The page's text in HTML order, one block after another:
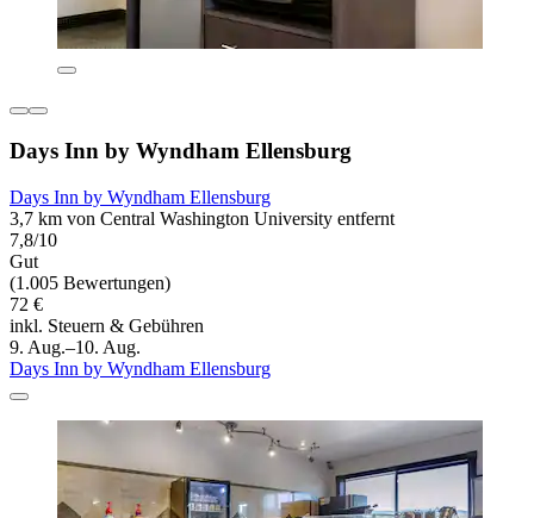
Days Inn by Wyndham Ellensburg
Days Inn by Wyndham Ellensburg
3,7 km von Central Washington University entfernt
7,8/10
Gut
(1.005 Bewertungen)
72 €
inkl. Steuern & Gebühren
9. Aug.–10. Aug.
Days Inn by Wyndham Ellensburg